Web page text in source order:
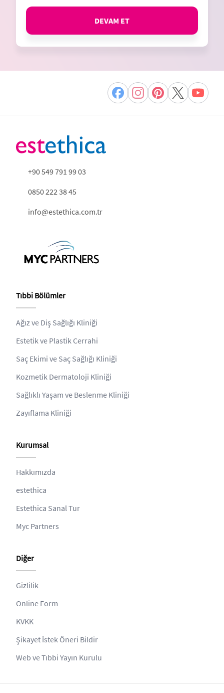
DEVAM ET
+90 549 791 99 03
0850 222 38 45
info@estethica.com.tr
Tıbbi Bölümler
Ağız ve Diş Sağlığı Kliniği
Estetik ve Plastik Cerrahi
Saç Ekimi ve Saç Sağlığı Kliniği
Kozmetik Dermatoloji Kliniği
Sağlıklı Yaşam ve Beslenme Kliniği
Zayıflama Kliniği
Kurumsal
Hakkımızda
estethica
Estethica Sanal Tur
Myc Partners
Diğer
Gizlilik
Online Form
KVKK
Şikayet İstek Öneri Bildir
Web ve Tıbbi Yayın Kurulu